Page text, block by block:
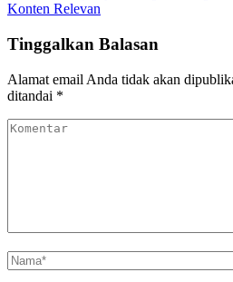
Konten Relevan
Tinggalkan Balasan
Alamat email Anda tidak akan
ditandai *
Komentar
Nama*